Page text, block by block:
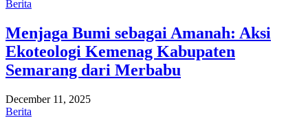
Berita
Menjaga Bumi sebagai Amanah: Aksi
Ekoteologi Kemenag Kabupaten
Semarang dari Merbabu
December 11, 2025
Berita